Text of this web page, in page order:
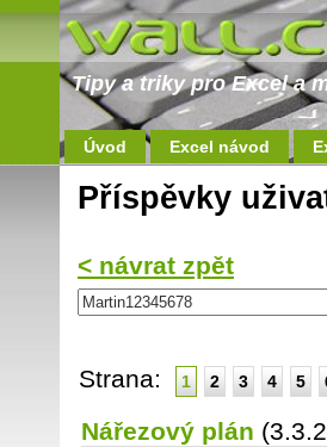
Tipy a triky pro Excel a
Úvod Excel návod
Příspěvky
< návrat zpět
Strana: 1 2 3 4 5
Nářezový plán